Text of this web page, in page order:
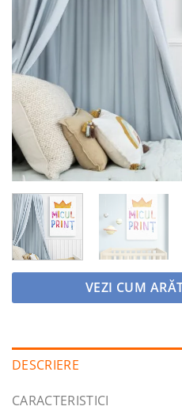
VEZI CUM
DESCRIERE
CARACTERISTICI